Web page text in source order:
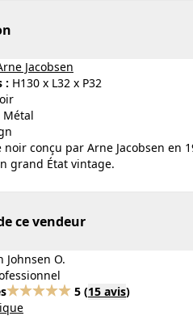
Jacobsen
: H130 x L32 x P32
noir
métal
noir conçu par Arne Jacobsen en
grand État vintage.
ce vendeur
Johnsen O.
5 (15 avis)